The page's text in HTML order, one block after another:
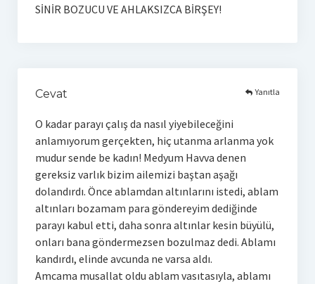
SİNİR BOZUCU VE AHLAKSIZCA BİRŞEY!
Cevat
O kadar parayı çalış da nasıl yiyebileceğini
anlamıyorum gerçekten, hiç utanma arlanma yok
mudur sende be kadın! Medyum Havva denen
gereksiz varlık bizim ailemizi baştan aşağı
dolandırdı. Önce ablamdan altınlarını istedi, ablam
altınları bozamam para göndereyim dediğinde
parayı kabul etti, daha sonra altınlar kesin büyülü,
onları bana göndermezsen bozulmaz dedi. Ablamı
kandırdı, elinde avcunda ne varsa aldı.
Amcama musallat oldu ablam vasıtasıyla, ablamı
Yanıtla